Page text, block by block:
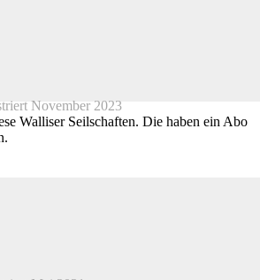
November 2023
Walliser Seilschaften. Die haben ein Abo